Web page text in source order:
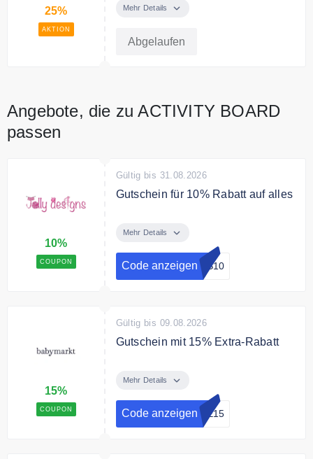
25%
AKTION
ausgewählte Montessori Artikel für
Mehr Details
Abgelaufen
Angebote, die zu ACTIVITY BOARD
passen
10%
COUPON
Gültig bis 31.08.2026
Gutschein für 10% Rabatt auf alles
das gesamte Sortiment.
Mehr Details
Code anzeigen LS10
15%
COUPON
Gültig bis 09.08.2026
Gutschein mit 15% Extra-Rabatt
die Kategorie SALE bei
Bedingungen
Mehr Details
Code anzeigen LE15